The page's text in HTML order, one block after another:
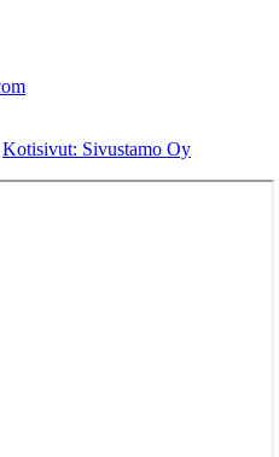
Kotisivut: Sivustamo Oy